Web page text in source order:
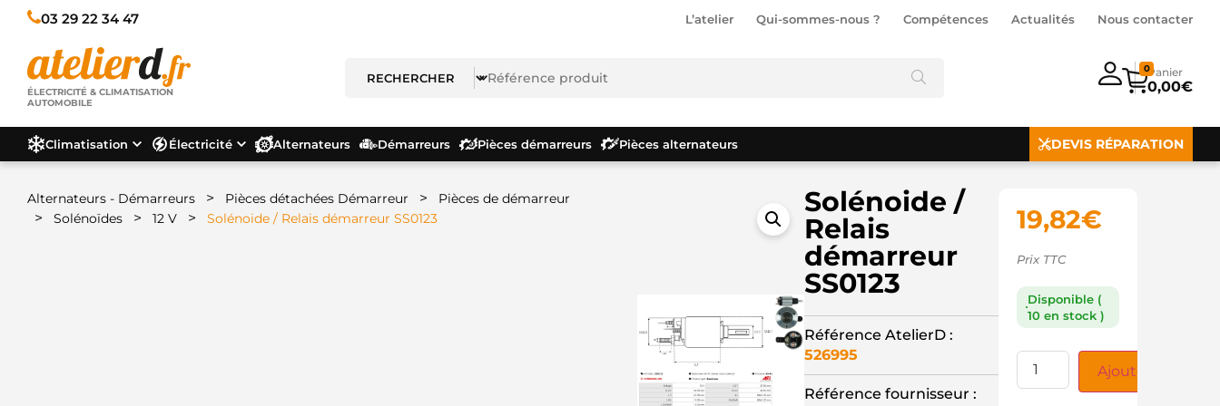
03 29 22 34 47 L’atelier Qui-sommes-nous ? Compétences Actualités Nous contacter
ÉLECTRICITÉ & CLIMATISATION
AUTOMOBILE
0,00€
0
Climatisation Électricité Alternateurs Démarreurs Pièces démarreurs Pièces alternateurs DEVIS RÉPARATION
Alternateurs - Démarreurs > Pièces détachées Démarreur > Pièces de démarreur
> Solénoïdes > 12 V > Solénoide / Relais démarreur SS0123
Solénoide /
Relais
démarreur
SS0123
Référence AtelierD :
526995
Référence fournisseur :
19,82€
Prix TTC
Disponible (
10 en stock )
Ajouter au